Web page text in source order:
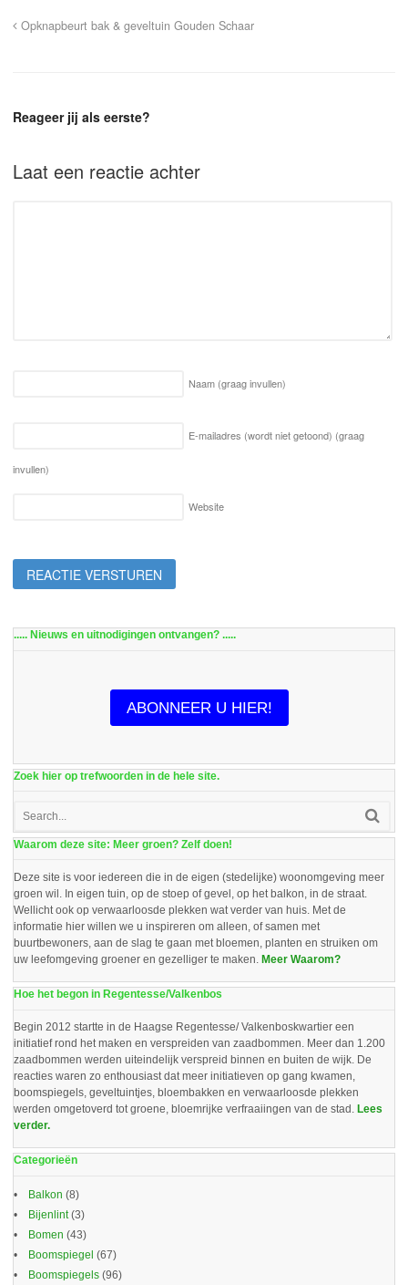
Opknapbeurt bak & geveltuin Gouden Schaar
Reageer jij als eerste?
Laat een reactie achter
Naam (graag invullen)
E-mailadres (wordt niet getoond) (graag
invullen)
Website
..... Nieuws en uitnodigingen ontvangen? .....
ABONNEER U HIER!
Zoek hier op trefwoorden in de hele site.
Waarom deze site: Meer groen? Zelf doen!
Deze site is voor iedereen die in de eigen (stedelijke) woonomgeving meer
groen wil. In eigen tuin, op de stoep of gevel, op het balkon, in de straat.
Wellicht ook op verwaarloosde plekken wat verder van huis. Met de
informatie hier willen we u inspireren om alleen, of samen met
buurtbewoners, aan de slag te gaan met bloemen, planten en struiken om
uw leefomgeving groener en gezelliger te maken. Meer Waarom?
Hoe het begon in Regentesse/Valkenbos
Begin 2012 startte in de Haagse Regentesse/ Valkenboskwartier een
initiatief rond het maken en verspreiden van zaadbommen. Meer dan 1.200
zaadbommen werden uiteindelijk verspreid binnen en buiten de wijk. De
reacties waren zo enthousiast dat meer initiatieven op gang kwamen,
boomspiegels, geveltuintjes, bloembakken en verwaarloosde plekken
werden omgetoverd tot groene, bloemrijke verfraaiingen van de stad. Lees
verder.
Categorieën
Balkon (8)
Bijenlint(3)
Bomen (43)
Boomspiegel (67)
Boomspiegels (96)